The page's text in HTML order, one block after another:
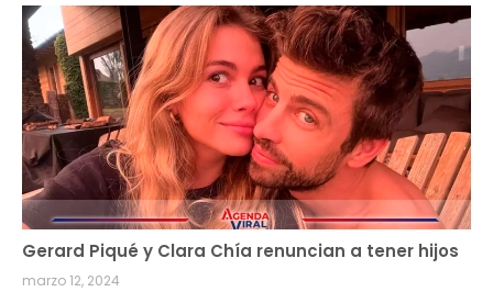
Gerard Piqué y Clara Chía renuncian a tener hijos
marzo 12, 2024